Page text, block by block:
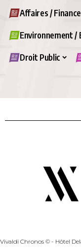
Affaires /
Environnement /
Droit Public
Vivaldi Chronos © - Hôtel